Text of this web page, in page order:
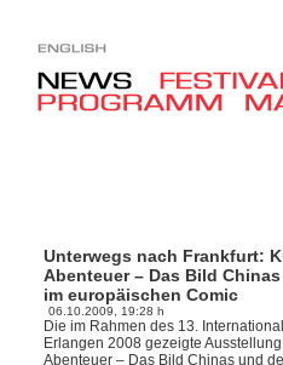
Unterwegs nach Frankfurt:
Abenteuer – Das Bild
im europäischen Comic
06.10.2009, 19:28 h
Die im Rahmen des 13.
Erlangen 2008 gezeigte
Abenteuer – Das Bild Chinas und